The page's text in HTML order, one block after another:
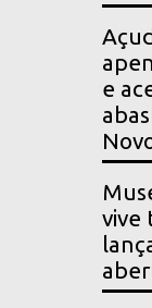
e
vive